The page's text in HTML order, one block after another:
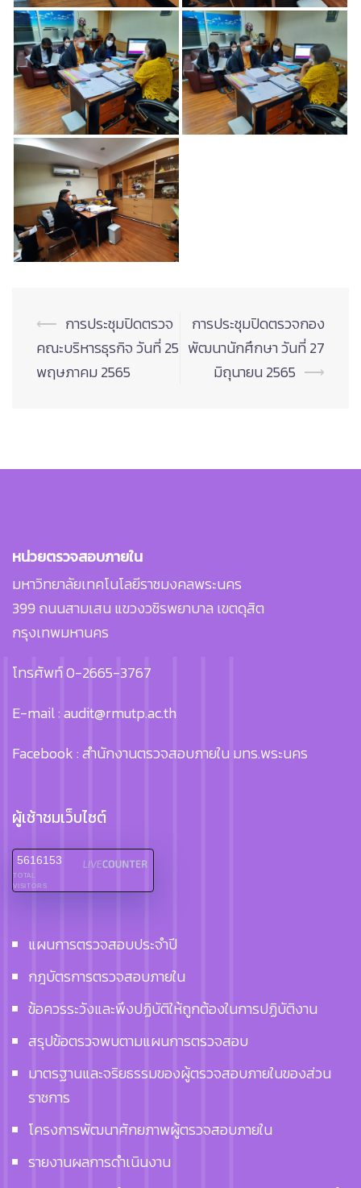
Post
navigation
⟵ การประชุมปิดตรวจ
คณะบริหารธุรกิจ วันที่ 25
พฤษภาคม 2565
การประชุมปิดตรวจกอง
พัฒนานักศึกษา วันที่ 27
มิถุนายน 2565 ⟶
หน่วยตรวจสอบภายใน
มหาวิทยาลัยเทคโนโลยีราชมงคลพระนคร
399 ถนนสามเสน แขวงวชิรพยาบาล เขตดุสิต
กรุงเทพมหานคร
โทรศัพท์ 0-2665-3767
E-mail : audit@rmutp.ac.th
Facebook : สำนักงานตรวจสอบภายใน มทร.พระนคร
ผู้เช้าชมเว็บไซต์
5616153
TOTAL
VISITORS
แผนการตรวจสอบประจำปี
กฎบัตรการตรวจสอบภายใน
ข้อควรระวังและพึงปฏิบัติให้ถูกต้องในการปฏิบัติงาน
สรุปข้อตรวจพบตามแผนการตรวจสอบ
มาตรฐานและจริยธรรมของผู้ตรวจสอบภายในของส่วน
ราชการ
โครงการพัฒนาศักยภาพผู้ตรวจสอบภายใน
รายงานผลการดำเนินงาน